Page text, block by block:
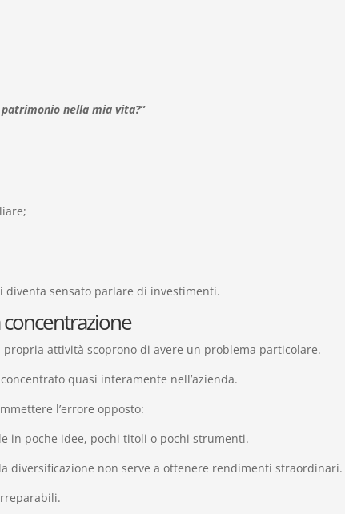
nella mia vita?”
diventa sensato parlare di investimenti.
concentrazione
attività scoprono di avere un problema particolare.
quasi interamente nell’azienda.
l’errore opposto:
in poche idee, pochi titoli o pochi strumenti.
diversificazione non serve a ottenere rendimenti straordinari.